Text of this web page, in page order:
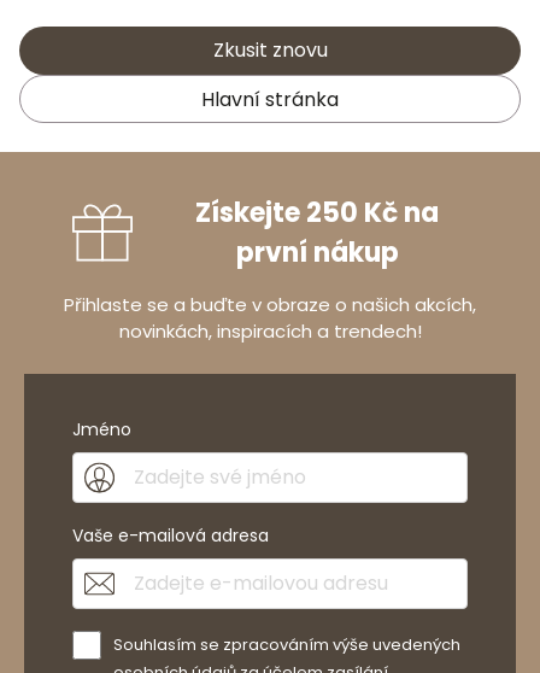
Zkusit znovu
Hlavní stránka
Získejte 250 Kč na
první nákup
Přihlaste se a buďte v obraze o našich akcích,
novinkách, inspiracích a trendech!
Jméno
Vaše e-mailová adresa
Souhlasím se zpracováním výše uvedených